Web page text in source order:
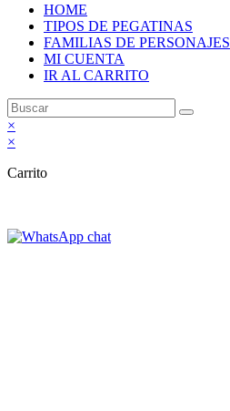
HOME
TIPOS DE PEGATINAS
FAMILIAS DE PERSONAJES
MI CUENTA
IR AL CARRITO
×
×
Carrito